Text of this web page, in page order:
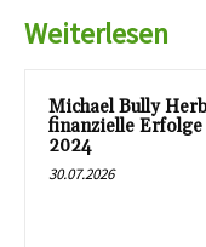
Weiterlesen
Michael Bully
finanzielle
2024
30.07.2026